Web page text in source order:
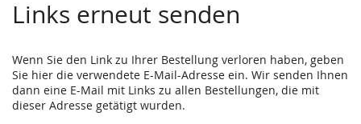
Links erneut senden
Wenn Sie den Link zu Ihrer Bestellung verloren haben, geben
Sie hier die verwendete E-Mail-Adresse ein. Wir senden Ihnen
dann eine E-Mail mit Links zu allen Bestellungen, die mit
dieser Adresse getätigt wurden.